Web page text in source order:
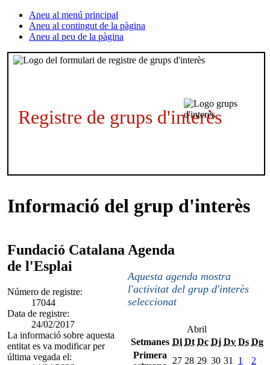
Aneu al menú principal
Aneu al contingut de la pàgina
Aneu al peu de la pàgina
Registre de grups d'interès
Informació del grup d'interès
Fundació Catalana
de l'Esplai
Número de registre:
17044
Data de registre:
24/02/2017
La informació sobre aquesta
entitat es va modificar per
última vegada el:
Agenda
Aquesta agenda mostra
l'activitat del grup d'interès
seleccionat
Abril
Setmanes Dl Dt Dc Dj Dv Ds Dg
Primera
27 28 29 30 31 1
2